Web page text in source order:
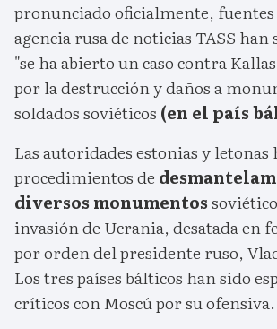
pronunciado oficialmente, fuentes
agencia rusa de noticias TASS han
"se ha abierto un caso contra
por la destrucción y daños a
soldados soviéticos (en el país
Las autoridades estonias y
procedimientos de
diversos monumentos
invasión de Ucrania, desatada en
por orden del presidente ruso,
Los tres países bálticos han sido
críticos con Moscú por su ofensiva.